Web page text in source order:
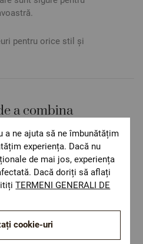
pentru orice stil și
a combina
a ne ajuta să ne îmbunătățim
experiența. Dacă nu
de mai jos, experiența
Dacă doriți să aflați
TERMENI GENERALI DE
cookie-uri